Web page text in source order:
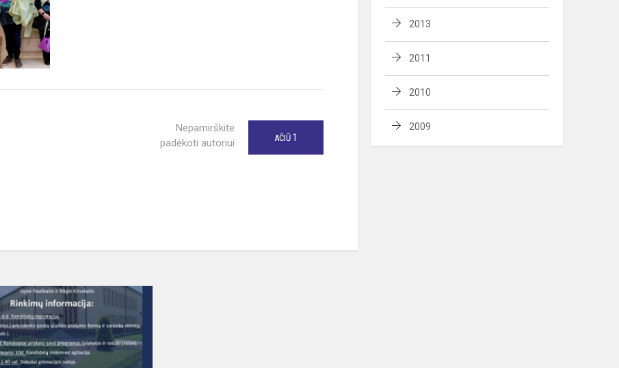
Nepamirškite
padėkoti autoriui
AČIŪ 1
2013
2011
2010
2009